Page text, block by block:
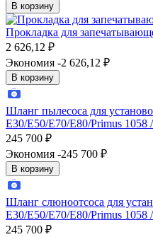
В корзину
Прокладка для
2 626,12 ₽
Экономия -2 626,12 ₽
В корзину
Шланг пылесоса для
Е30/E50/E70/E80/Primus
245 700 ₽
Экономия -245 700 ₽
В корзину
Шланг слюноотсоса для
Е30/E50/E70/E80/Primus
245 700 ₽